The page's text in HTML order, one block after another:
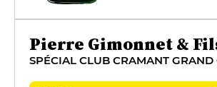
Pierre Gimonnet &
SPÉCIAL CLUB CRAMANT GRAND